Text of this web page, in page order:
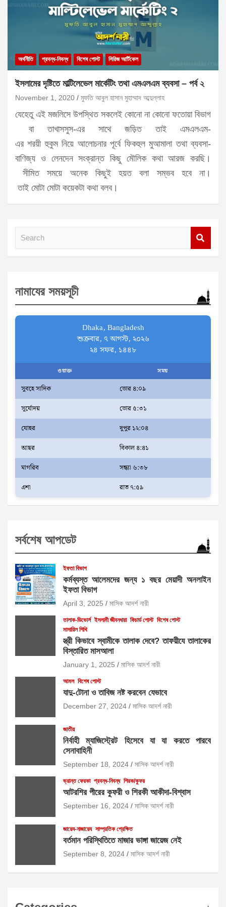
অর্থনীতি প্রবন্ধ-নিবন্ধ বিশেষ পোস্ট সিরিজ আর্টিকেল
ইসলামের দৃষ্টিতে মাল্টিলেভেল মার্কেটিং তথা এমএলএম ব্যবসা – পর্ব ২
November 1, 2020 মুফতি আবুল হাসান মুহাম্মাদ আব্দুল্লাহ
যেহেতু এই মজলিসে উপস্থিত সকলেই কোনো না কোনো ফতোয়া বিভাগ
বা তাখাসসুস-এর সাথে জড়িত তাই এমএলএম-
এর শরয়ী হুকুম নিয়ে আলোচনার পূর্বে ফিকহুল মুআমালা তথা ব্যবসা-
বাণিজ্য ও লেনদেন সংক্রান্ত কিছু মৌলিক কথা আরজ করছি।
সীমিত সময়ে অনেক কিছুই হয়ত বলা সম্ভব হবে না।
তাই মোটা মোটা কয়েকটা কথা বলব।
c
h
নামাযের সময়সূচী
Dhaka, Bangladesh
শুক্রবার, ৭ আগস্ট, ২০২৬
২৪ সফর, ১৪৪৮
ওয়াক্ত সময়
সুবহে সাদিক
ভোর ৪:০৯
সূর্যোদয়
ভোর ৫:৩১
যোহর
দুপুর ১২:০৪
আছর
বিকাল ৪:৪১
মাগরিব
সন্ধ্যা ৬:৩৮
এশা
রাত ৭:৫৯
সর্বশেষ আপডেট
ইফতা বিভাগ
কর্মব্যস্ত আলেমদের জন্য ১ বছর মেয়াদী অনলাইন
ইফতা বিভাগ
April 3, 2025 মাসিক আদর্শ নারী
তালাক-ডিভোর্স ইসলামী জীবনধারা ফিচার্ড পোস্ট বিশেষ পোস্ট
মাসায়িল শিখি
স্ত্রী কিভাবে স্বামীকে তালাক দেবে? তাফয়ীযে তালাকের
বিস্তারিত মাসআলা
January 1, 2025 মাসিক আদর্শ নারী
আমল বিশেষ পোস্ট
যাদু-টোনা ও তাবিজ নষ্ট করবেন যেভাবে
December 27, 2024 মাসিক আদর্শ নারী
জাতীয়
নির্বাহী ম্যাজিস্ট্রেট হিসেবে যা যা করতে পারবে
সেনাবাহিনী
September 18, 2024 মাসিক আদর্শ নারী
ভ্রান্ত ফেরকা প্রবন্ধ-নিবন্ধ শিরক/কুফর
আটরশির পীরের কুফরী ও শিরকী আকীদা-বিশ্বাস
September 16, 2024 মাসিক আদর্শ নারী
জায়েয-নাজায়েয সাম্প্রতিক প্রেক্ষিত
বর্তমান পরিস্থিতিতে মাজার ভাঙ্গা জায়েজ নেই
September 8, 2024 মাসিক আদর্শ নারী